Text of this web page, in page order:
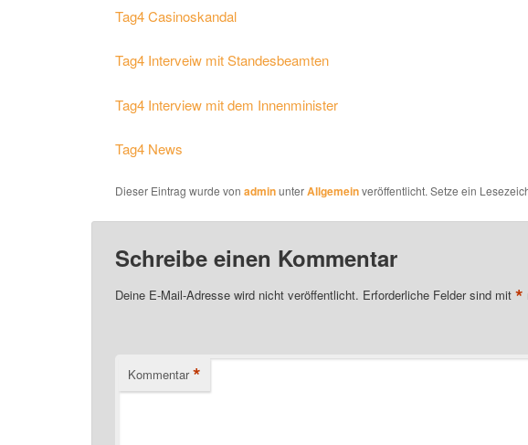
Tag4 Casinoskandal
Tag4 Interveiw mit Standesbeamten
Tag4 Interview mit dem Innenminister
Tag4 News
Dieser Eintrag wurde von adminunterAllgemeinveröffentlicht. Setze ein
Schreibe einen Kommentar
Deine E-Mail-Adresse wird nicht veröffentlicht. Erforderliche Felder sind mit *
Kommentar *